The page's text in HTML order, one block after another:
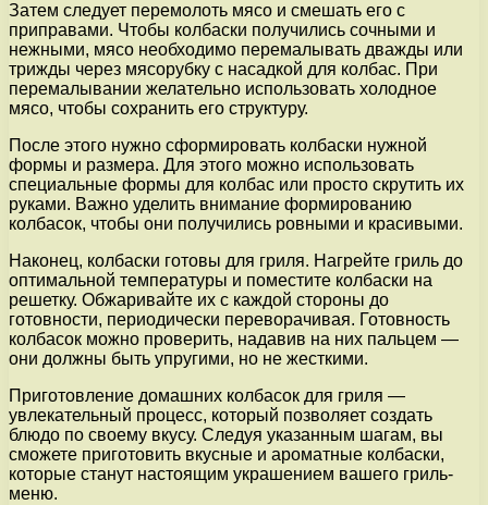
Затем следует перемолоть мясо и смешать его с
приправами. Чтобы колбаски получились сочными и
нежными, мясо необходимо перемалывать дважды или
трижды через мясорубку с насадкой для колбас. При
перемалывании желательно использовать холодное
мясо, чтобы сохранить его структуру.
После этого нужно сформировать колбаски нужной
формы и размера. Для этого можно использовать
специальные формы для колбас или просто скрутить их
руками. Важно уделить внимание формированию
колбасок, чтобы они получились ровными и красивыми.
Наконец, колбаски готовы для гриля. Нагрейте гриль до
оптимальной температуры и поместите колбаски на
решетку. Обжаривайте их с каждой стороны до
готовности, периодически переворачивая. Готовность
колбасок можно проверить, надавив на них пальцем —
они должны быть упругими, но не жесткими.
Приготовление домашних колбасок для гриля —
увлекательный процесс, который позволяет создать
блюдо по своему вкусу. Следуя указанным шагам, вы
сможете приготовить вкусные и ароматные колбаски,
которые станут настоящим украшением вашего гриль-
меню.